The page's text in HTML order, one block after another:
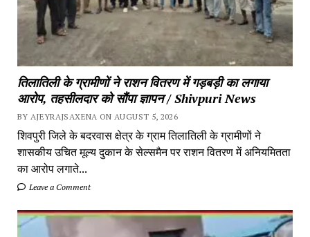
तिलातिली के ग्रामीणों ने राशन वितरण में गड़बड़ी का लगाया
आरोप, तहसीलदार को सौंपा ज्ञापन / Shivpuri News
BY AJEYRAJSAXENA ON AUGUST 5, 2026
शिवपुरी जिले के बदरवास क्षेत्र के ग्राम तिलातिली के ग्रामीणों ने
शासकीय उचित मूल्य दुकान के सेल्समैन पर राशन वितरण में अनियमितता
का आरोप लगाते...
Leave a Comment